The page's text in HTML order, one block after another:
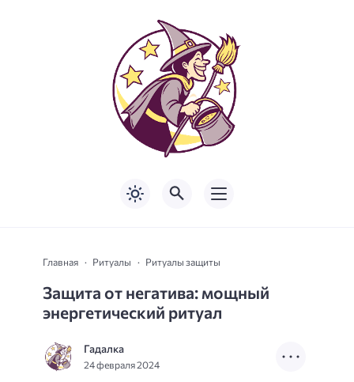
Главная Ритуалы Ритуалы защиты
Защита от негатива: мощный
энергетический ритуал
Гадалка
24 февраля 2024